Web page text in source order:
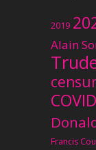
2019
Alain
Francis